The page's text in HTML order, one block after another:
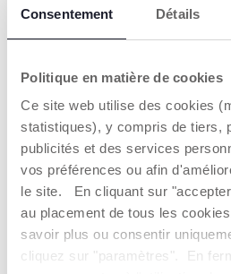
Consentement Détails
Politique en matière de cookies
Ce site web utilise des cookies
statistiques), y compris de tiers,
publicités et des services
vos préférences ou afin
le site. En cliquant sur
au placement de tous les
savoir plus ou consentir
cliquez sur "paramètres". En
Légères Flexibles Confortables
DÉTAILS DU PRODUIT
AVERTISSEMENTS ET
Trouver un Revendeur